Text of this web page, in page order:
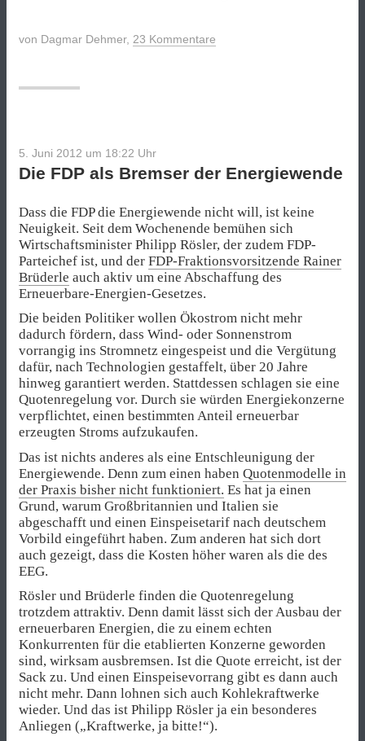
von Dagmar Dehmer, 23 Kommentare
5. Juni 2012 um 18:22 Uhr
Die FDP als Bremser der Energiewende
Dass die FDP die Energiewende nicht will, ist keine
Neuigkeit. Seit dem Wochenende bemühen sich
Wirtschaftsminister Philipp Rösler, der zudem FDP-
Parteichef ist, und der FDP-Fraktionsvorsitzende Rainer
Brüderle auch aktiv um eine Abschaffung des
Erneuerbare-Energien-Gesetzes.
Die beiden Politiker wollen Ökostrom nicht mehr
dadurch fördern, dass Wind- oder Sonnenstrom
vorrangig ins Stromnetz eingespeist und die Vergütung
dafür, nach Technologien gestaffelt, über 20 Jahre
hinweg garantiert werden. Stattdessen schlagen sie eine
Quotenregelung vor. Durch sie würden Energiekonzerne
verpflichtet, einen bestimmten Anteil erneuerbar
erzeugten Stroms aufzukaufen.
Das ist nichts anderes als eine Entschleunigung der
Energiewende. Denn zum einen haben Quotenmodelle in
der Praxis bisher nicht funktioniert. Es hat ja einen
Grund, warum Großbritannien und Italien sie
abgeschafft und einen Einspeisetarif nach deutschem
Vorbild eingeführt haben. Zum anderen hat sich dort
auch gezeigt, dass die Kosten höher waren als die des
EEG.
Rösler und Brüderle finden die Quotenregelung
trotzdem attraktiv. Denn damit lässt sich der Ausbau der
erneuerbaren Energien, die zu einem echten
Konkurrenten für die etablierten Konzerne geworden
sind, wirksam ausbremsen. Ist die Quote erreicht, ist der
Sack zu. Und einen Einspeisevorrang gibt es dann auch
nicht mehr. Dann lohnen sich auch Kohlekraftwerke
wieder. Und das ist Philipp Rösler ja ein besonderes
Anliegen („Kraftwerke, ja bitte!“).